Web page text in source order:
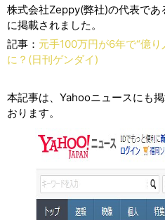
株式会社Zeppy(弊社)の代表で
に掲載されました。
記事： 元手100万円が6年で“億
に？(日刊ゲンダイ)
本記事は、Yahooニュースにも
おります。